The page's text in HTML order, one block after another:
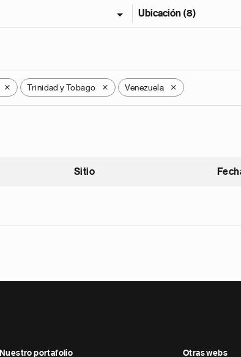
Ubicación (8)
X Trinidad y Tobago X Venezuela X
Sitio
Nuestro portafolio Otras webs